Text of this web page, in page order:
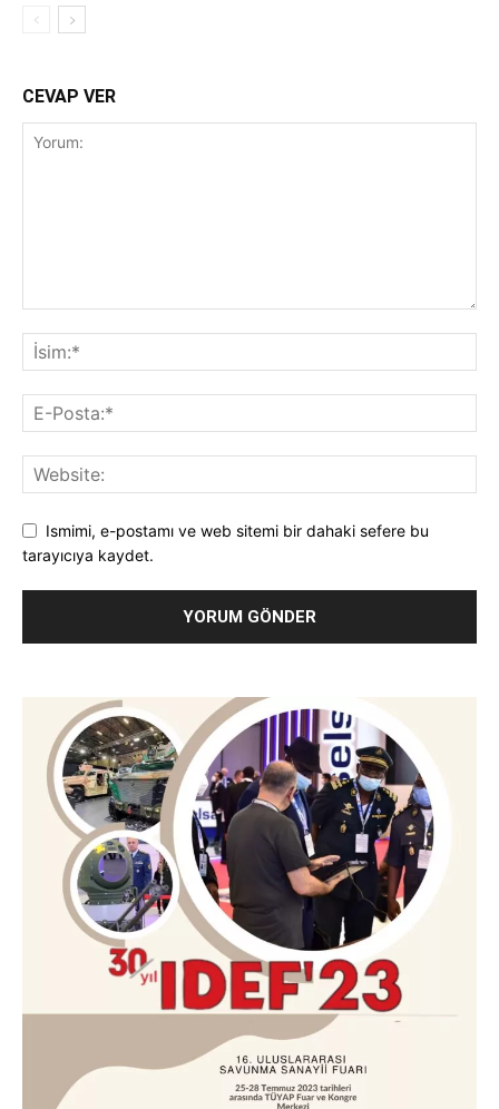
CEVAP VER
Ismimi, e-postamı ve web sitemi bir dahaki sefere bu
tarayıcıya kaydet.